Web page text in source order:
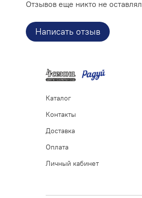
Отзывов еще никто не оставлял
Написать отзыв
Каталог
Контакты
Доставка
Оплата
Личный кабинет